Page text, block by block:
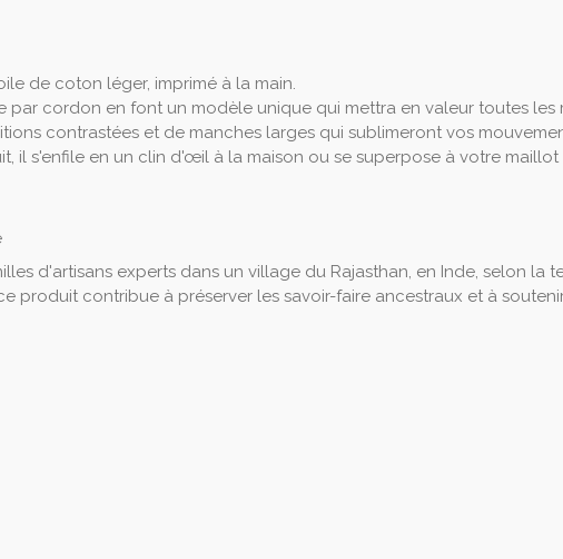
de coton léger, imprimé à la main.
par cordon en font un modèle unique qui mettra en valeur toutes les
contrastées et de manches larges qui sublimeront vos
il s'enfile en un clin d'œil à la maison ou se superpose à votre maillot
d'artisans experts dans un village du Rajasthan, en Inde, selon la
produit contribue à préserver les savoir-faire ancestraux et à